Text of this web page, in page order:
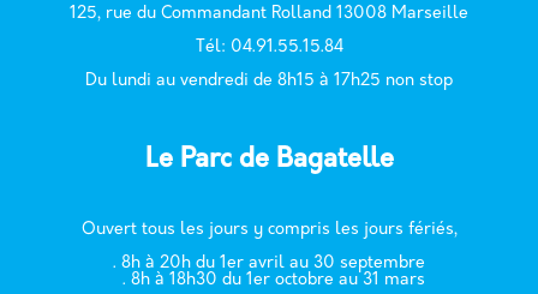
125, rue du Commandant Rolland 13008 Marseille
Tél: 04.91.55.15.84
Du lundi au vendredi de 8h15 à 17h25 non stop
Le Parc de Bagatelle
Ouvert tous les jours y compris les jours fériés,
. 8h à 20h du 1er avril au 30 septembre
. 8h à 18h30 du 1er octobre au 31 mars